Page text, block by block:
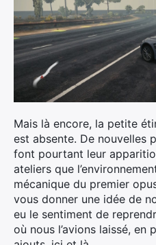
Mais là encore, la petite
est absente. De nouvelles
font pourtant leur
ateliers que
mécanique du premier
vous donner une idée de
eu le sentiment de
où nous l’avions laissé,